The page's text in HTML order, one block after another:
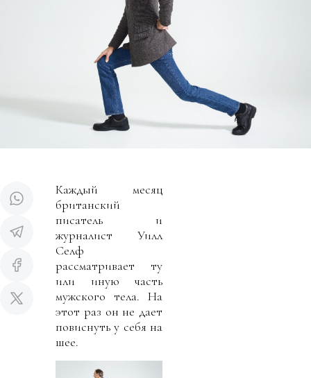
Каждый месяц
британский
писатель и
журналист Уилл
Селф
рассматривает ту
или иную часть
мужского тела. На
этот раз он не дает
повиснуть у себя на
шее.